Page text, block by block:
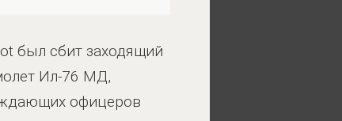
был сбит заходящий
Ил-76 МД,
офицеров